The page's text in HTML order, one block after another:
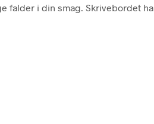
falder i din smag. Skrivebordet